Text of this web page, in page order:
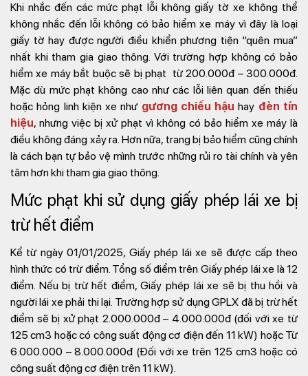
Khi nhắc đến các mức phạt lỗi không giấy tờ xe không thể
không nhắc đến lỗi không có bảo hiểm xe máy vì đây là loại
giấy tờ hay được người điều khiển phương tiện “quên mua”
nhất khi tham gia giao thông. Với trường hợp không có bảo
hiểm xe máy bắt buộc sẽ bị phạt từ 200.000đ – 300.000đ.
Mặc dù mức phạt không cao như các lỗi liên quan đến thiếu
hoặc hỏng linh kiện xe như gương chiếu hậu hay đèn tín
hiệu, nhưng việc bị xử phạt vì không có bảo hiểm xe máy là
điều không đáng xảy ra. Hơn nữa, trang bị bảo hiểm cũng chính
là cách bạn tự bảo vệ mình trước những rủi ro tài chính và yên
tâm hơn khi tham gia giao thông.
Mức phạt khi sử dụng giấy phép lái xe bị
trừ hết điểm
Kể từ ngày 01/01/2025, Giấy phép lái xe sẽ được cấp theo
hình thức có trừ điểm. Tổng số điểm trên Giấy phép lái xe là 12
điểm. Nếu bị trừ hết điểm, Giấy phép lái xe sẽ bị thu hồi và
người lái xe phải thi lại. Trường hợp sử dụng GPLX đã bị trừ hết
điểm sẽ bị xử phạt 2.000.000đ – 4.000.000đ (đối với xe từ
125 cm3 hoặc có công suất động cơ điện đến 11 kW) hoặc Từ
6.000.000 – 8.000.000đ (Đối với xe trên 125 cm3 hoặc có
công suất động cơ điện trên 11 kW).